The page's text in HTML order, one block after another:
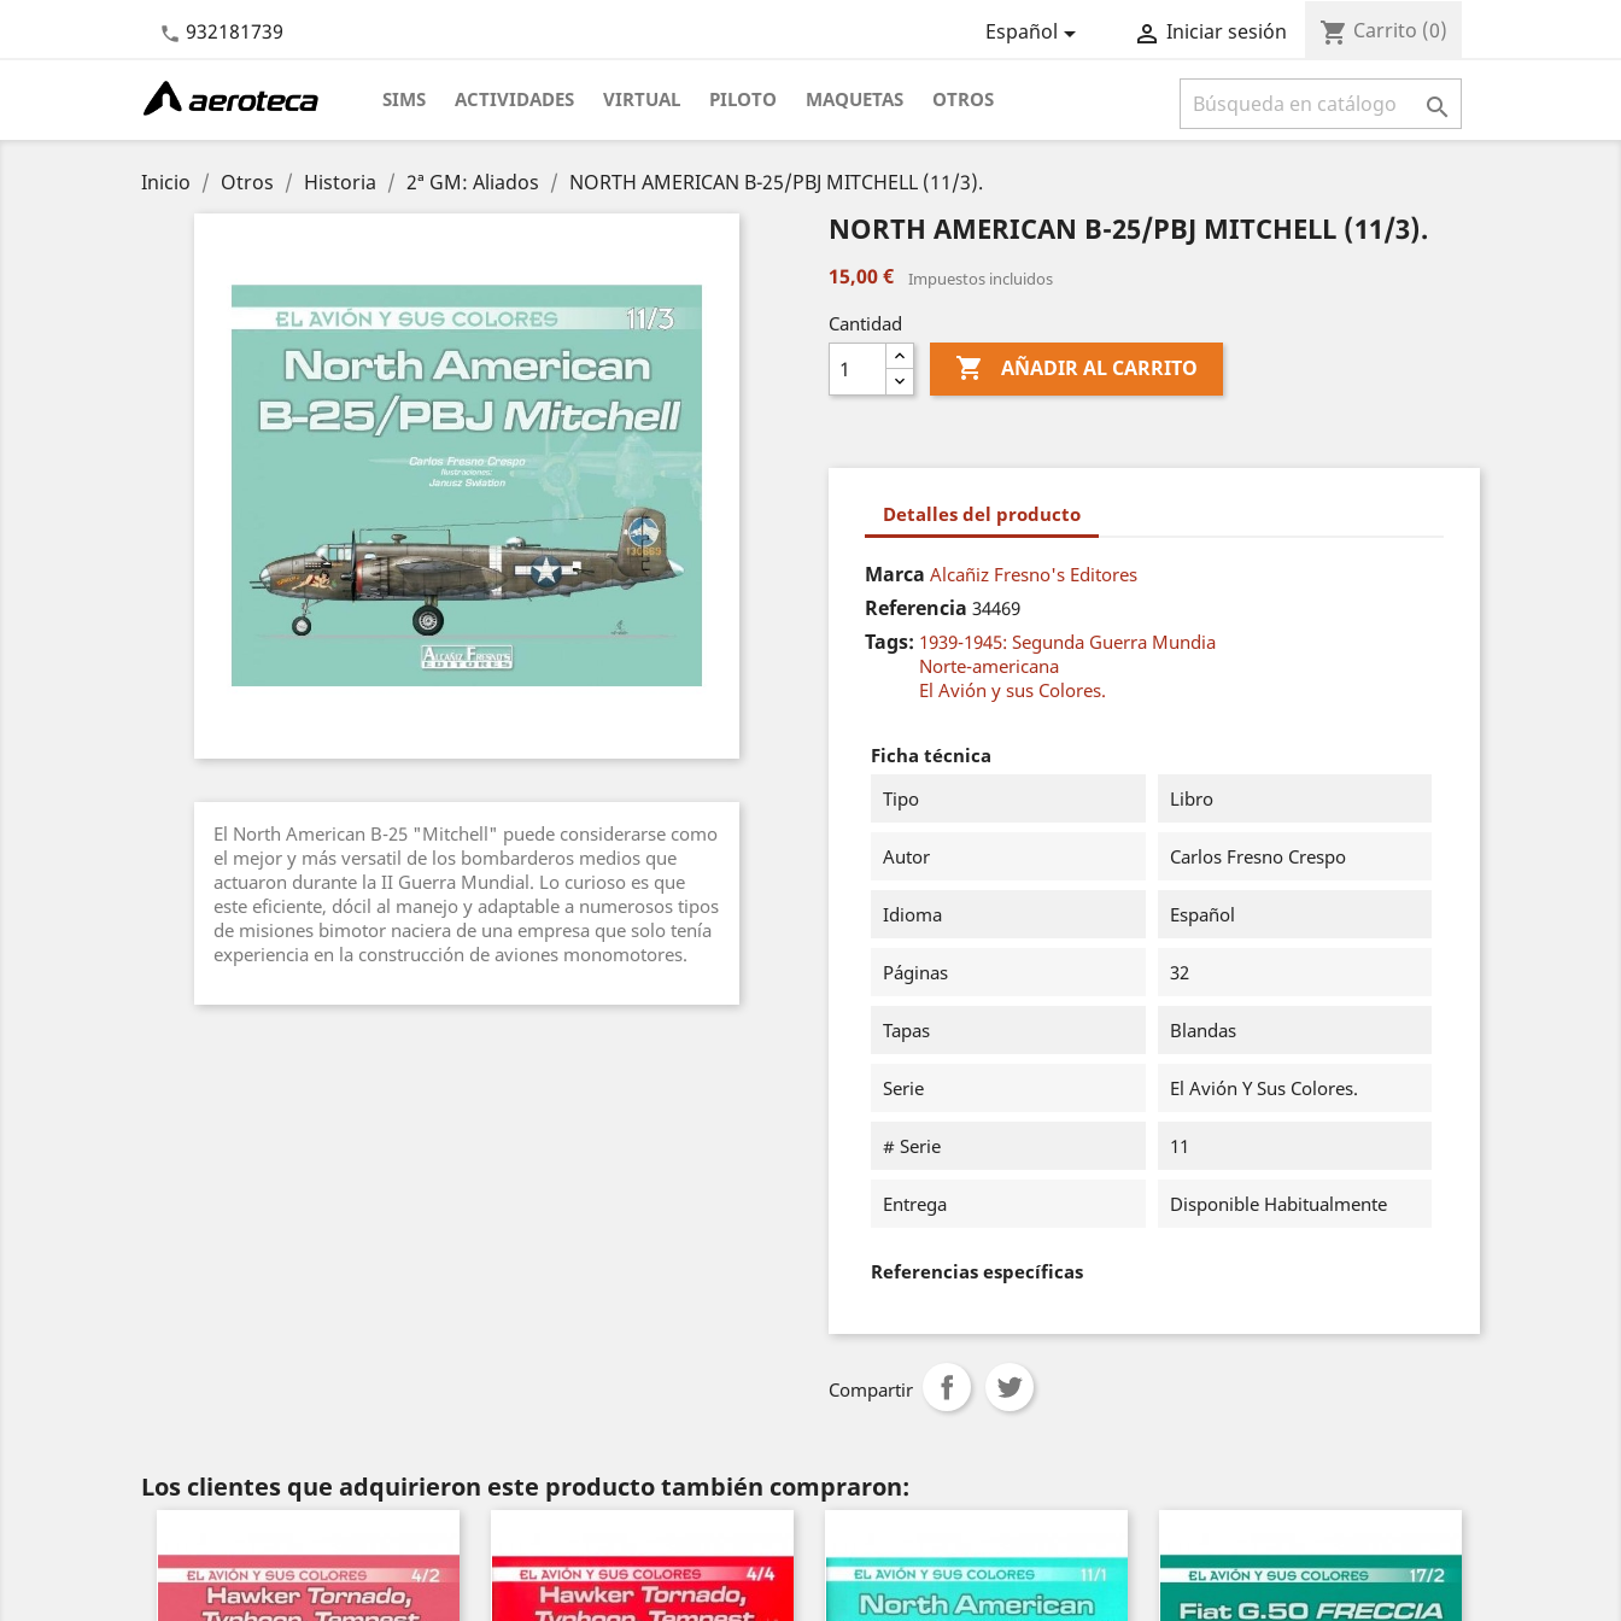
 932181739 Español  Iniciar sesión shopping_cart Carrito (0)
SIMS ACTIVIDADES VIRTUAL PILOTO MAQUETAS OTROS 
Inicio Otros Historia 2ª GM: Aliados NORTH AMERICAN B-25/PBJ MITCHELL (11/3).
El North American B-25 "Mitchell" puede considerarse como
el mejor y más versatil de los bombarderos medios que
actuaron durante la II Guerra Mundial. Lo curioso es que
este eficiente, dócil al manejo y adaptable a numerosos tipos
de misiones bimotor naciera de una empresa que solo tenía
experiencia en la construcción de aviones monomotores.
NORTH AMERICAN B-25/PBJ MITCHELL (11/3).
15,00 € Impuestos incluidos
Cantidad
 AÑADIR AL CARRITO
Detalles del producto
Marca Alcañiz Fresno's Editores
Referencia 34469
Tags: 1939-1945: Segunda Guerra Mundia
Norte-americana
El Avión y sus Colores.
Ficha técnica
Tipo
Libro
Autor Carlos Fresno Crespo
Idioma Español
Páginas 32
Tapas Blandas
Serie El Avión Y Sus Colores.
# Serie 11
Entrega Disponible Habitualmente
Referencias específicas
Compartir
Los clientes que adquirieron este producto también compraron: